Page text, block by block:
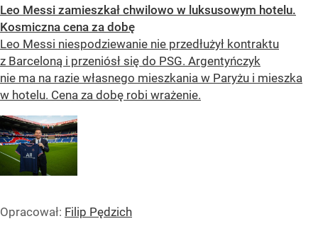
Leo Messi zamieszkał chwilowo w luksusowym hotelu.
Kosmiczna cena za dobę
Leo Messi niespodziewanie nie przedłużył kontraktu
z Barceloną i przeniósł się do PSG. Argentyńczyk
nie ma na razie własnego mieszkania w Paryżu i mieszka
w hotelu. Cena za dobę robi wrażenie.
Opracował: Filip Pędzich